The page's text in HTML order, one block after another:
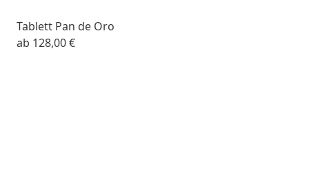
Tablett Pan de Oro
ab 128,00 €